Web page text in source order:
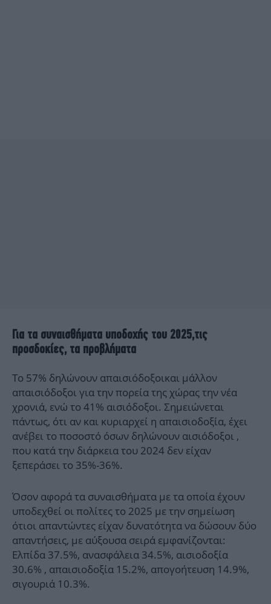
Για τα συναισθήματα υποδοχής του 2025,τις
προσδοκίες, τα προβλήματα
Το 57% δηλώνουν απαισιόδοξοικαι μάλλον
απαισιόδοξοι για την πορεία της χώρας την νέα
χρονιά, ενώ το 41% αισιόδοξοι. Σημειώνεται
πάντως, ότι αν και κυριαρχεί η απαισιοδοξία, έχει
ανέβει το ποσοστό όσων δηλώνουν αισιόδοξοι ,
που κατά την διάρκεια του 2024 δεν είχαν
ξεπεράσει το 35%-36%.
Όσον αφορά τα συναισθήματα με τα οποία έχουν
υποδεχθεί οι πολίτες το 2025 με την σημείωση
ότιοι απαντώντες είχαν δυνατότητα να δώσουν δύο
απαντήσεις, με αύξουσα σειρά εμφανίζονται:
Ελπίδα 37.5%, ανασφάλεια 34.5%, αισιοδοξία
30.6% , απαισιοδοξία 15.2%, απογοήτευση 14.9%,
σιγουριά 10.3%.